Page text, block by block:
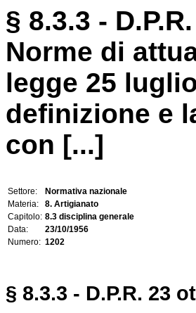
§ 8.3.3 -
Norme di
legge 25
definizione e
con [...]
Settore:
Normativa nazionale
Materia:
8. Artigianato
Capitolo: 8.3 disciplina generale
Data:
23/10/1956
Numero: 1202
§ 8.3.3 - D.P.R. 23